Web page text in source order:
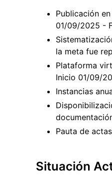
Publicación
01/09/2025 -
la meta fue
Plataforma
Inicio 01/09/
Instancias
Pauta de
Situación